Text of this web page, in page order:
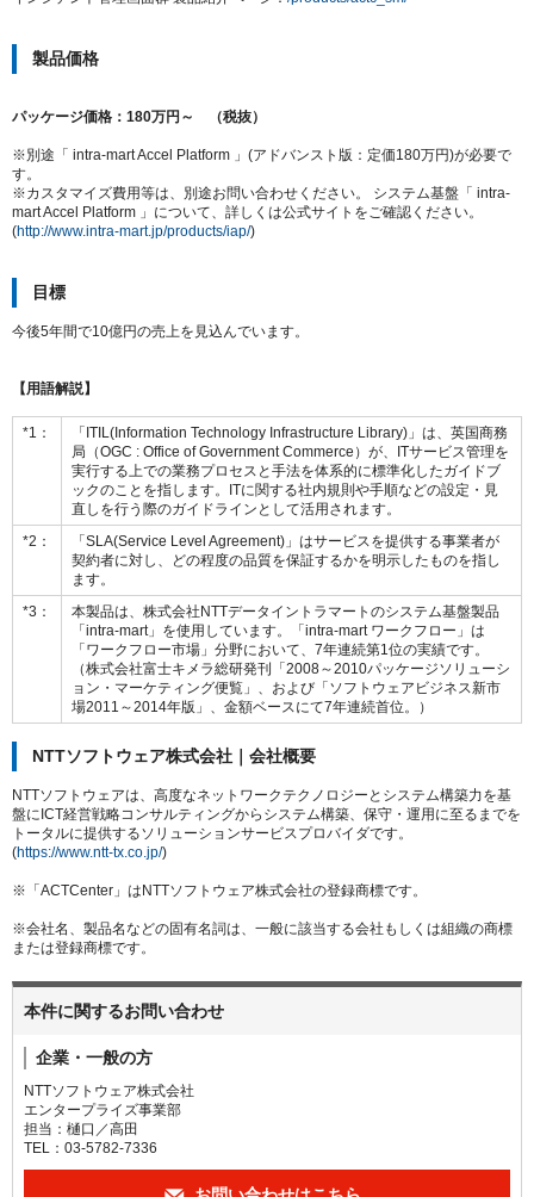
製品価格
パッケージ価格：180万円～ （税抜）
※別途「 intra-mart Accel Platform 」(アドバンスト版：定価180万円)が必要で
す。
※カスタマイズ費用等は、別途お問い合わせください。 システム基盤「 intra-
mart Accel Platform 」について、詳しくは公式サイトをご確認ください。
(http://www.intra-mart.jp/products/iap/)
目標
今後5年間で10億円の売上を見込んでいます。
【用語解説】
*1：
「ITIL(Information Technology Infrastructure Library)」は、英国商務
局（OGC : Office of Government Commerce）が、ITサービス管理を
実行する上での業務プロセスと手法を体系的に標準化したガイドブ
ックのことを指します。ITに関する社内規則や手順などの設定・見
直しを行う際のガイドラインとして活用されます。
*2：
「SLA(Service Level Agreement)」はサービスを提供する事業者が
契約者に対し、どの程度の品質を保証するかを明示したものを指し
ます。
*3：
本製品は、株式会社NTTデータイントラマートのシステム基盤製品
「intra-mart」を使用しています。「intra-mart ワークフロー」は
「ワークフロー市場」分野において、7年連続第1位の実績です。
（株式会社富士キメラ総研発刊「2008～2010パッケージソリューシ
ョン・マーケティング便覧」、および「ソフトウェアビジネス新市
場2011～2014年版」、金額ベースにて7年連続首位。）
NTTソフトウェア株式会社｜会社概要
NTTソフトウェアは、高度なネットワークテクノロジーとシステム構築力を基
盤にICT経営戦略コンサルティングからシステム構築、保守・運用に至るまでを
トータルに提供するソリューションサービスプロバイダです。
(https://www.ntt-tx.co.jp/)
※「ACTCenter」はNTTソフトウェア株式会社の登録商標です。
※会社名、製品名などの固有名詞は、一般に該当する会社もしくは組織の商標
または登録商標です。
本件に関するお問い合わせ
企業・一般の方
NTTソフトウェア株式会社
エンタープライズ事業部
担当：樋口／高田
TEL：03-5782-7336